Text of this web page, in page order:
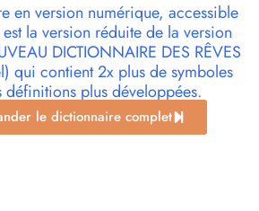
en version numérique, accessible
la version réduite de la version
DICTIONNAIRE DES RÊVES
qui contient 2x plus de symboles
définitions plus développées.
le dictionnaire complet